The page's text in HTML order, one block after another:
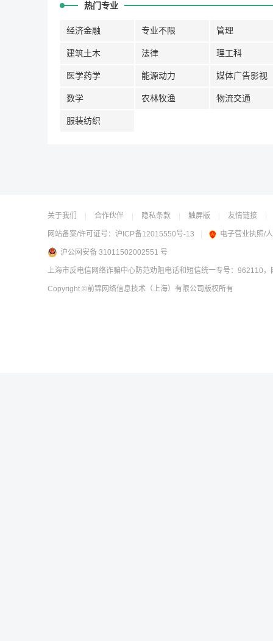
热门专业
经济金融 专业不限 管理
建筑土木 法律 理工科
医学药学 能源动力 媒体广告影视
数学 农林牧渔 物流交通
服装纺织
关于我们 合作伙伴 隐私条款 触屏版 友情链接
网站备案/许可证号： 沪ICP备12015550号-13 电子营业执照/
沪公网安备 31011502002551 号
上海市反电信网络诈骗中心防范劝阻电话和短信统一专号：962110
Copyright ©前锦网络信息技术（上海）有限公司 版权所有